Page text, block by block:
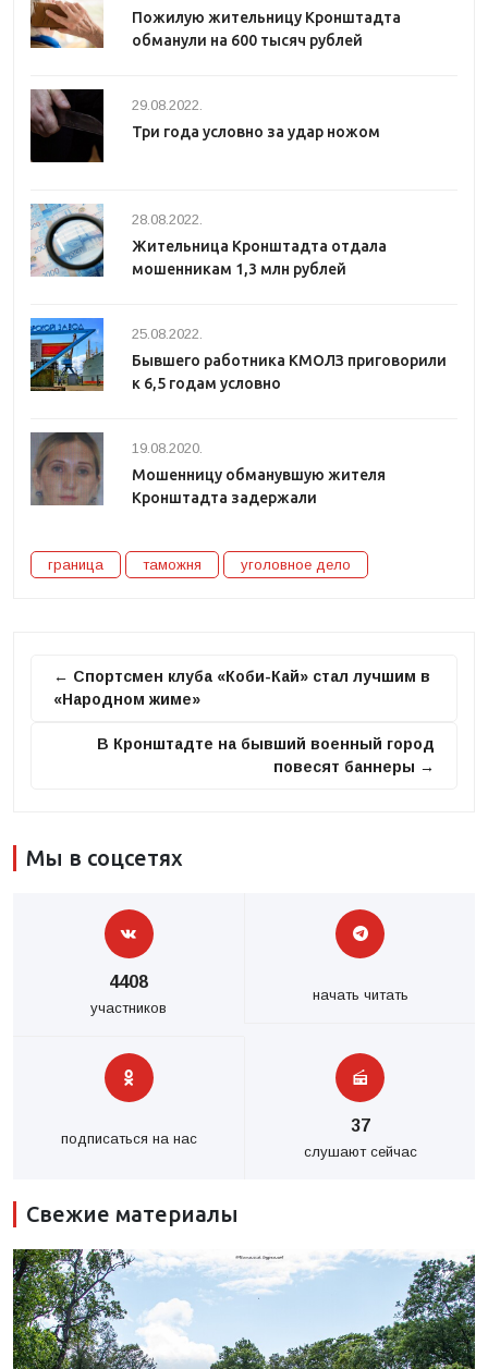
Пожилую жительницу Кронштадта
обманули на 600 тысяч рублей
29.08.2022.
Три года условно за удар ножом
28.08.2022.
Жительница Кронштадта отдала
мошенникам 1,3 млн рублей
25.08.2022.
Бывшего работника КМОЛЗ приговорили
к 6,5 годам условно
19.08.2020.
Мошенницу обманувшую жителя
Кронштадта задержали
граница таможня уголовное дело
← Спортсмен клуба «Коби-Кай» стал лучшим в
«Народном жиме»
В Кронштадте на бывший военный город
повесят баннеры →
Мы в соцсетях
4408
участников
начать читать
подписаться на нас
37
слушают сейчас
Свежие материалы